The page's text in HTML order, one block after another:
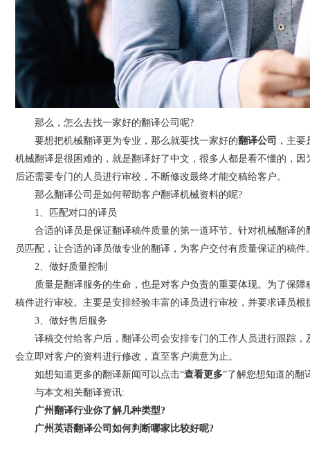
那么，怎么去找一家好的翻译公司呢?
要想把机械翻译更为专业，那么就要找一家好的翻译公司
，主
机械翻译是很困难的，就是翻译好了中文，很多人都是看不懂的，
后还需要专门的人员进行审校，不断修改最终才能交稿给客户。
那么翻译公司是如何帮助客户翻译机械资料的呢?
1、匹配对口的译员
合适的译员是保证翻译稿件质量的第一道环节。针对机械翻译的
员匹配，让合适的译员做专业的翻译，为客户交付有质量保证的稿件
2、做好质量控制
质量是翻译服务的生命，也是对客户负责的重要体现。为了保障
稿件进行审校。主要是安排经验丰富的译员进行审校，并要求译员
3、做好售后服务
译稿交付给客户后，翻译公司会安排专门的工作人员进行跟踪，
会立即对客户的资料进行修改，直至客户满意为止。
如想知道更多的翻译新闻可以点击“查看更多”了解您想知道的翻
与本文相关翻译资讯:
广州翻译行业你了解几种类型?
广州英语翻译公司如何判断哪家比较好呢?